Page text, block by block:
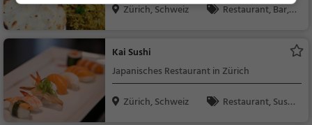
Zürich, Schweiz
Restaurant, Bar, I
n, Vegetarisch, Vega
n, Grill, Snacks / Getr
Kai Sushi
Japanisches Restaurant in Zürich
Zürich, Schweiz
Restaurant, Sushi,